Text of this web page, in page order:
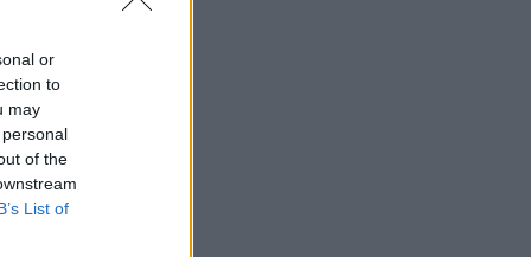
or
to
may
of the
List of